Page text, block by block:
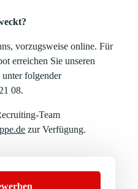
vorzugsweise online. Für
erreichen Sie unseren
unter folgender
08.
Team
zur Verfügung.